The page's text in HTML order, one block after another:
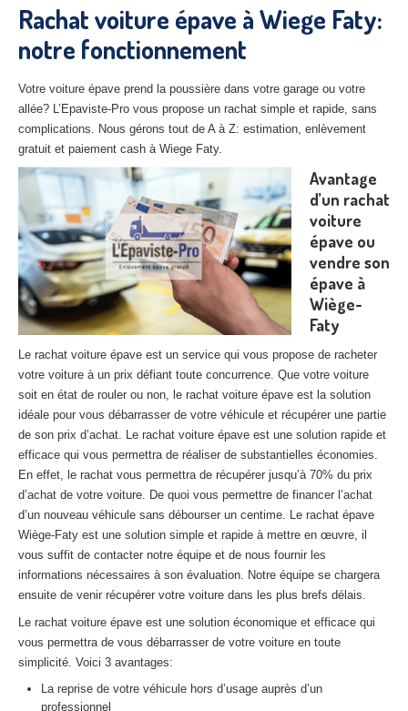
45 – Loiret
28– Eure-et-Loir
27 – Eure
10– Aube
– Aisne
les secteurs
CENTREVHU AGRÉE
Centreagréé VHU Paris 75 : casse auto avec destruction
Centreagréé VHU 77 : casse auto avec destruction
Centreagréé VHU 78 : casse auto avec destruction
Centre agréé VHU 91 : casse auto avec destruction
Centreagréé VHU 92 : casse auto avec destruction
Centreagréé VHU 93 : casse auto avec destruction
Centreagréé VHU 94 : casse auto avec destruction
Centreagréé VHU 95 : casse auto avec destruction
DOCUMENTSÀ JOINDRE
CONTACT
01 83 64 20 40
Rachat voiture épave à Wiege Faty:
notre fonctionnement
Votre voiture épave prend la poussière dans votre garage ou votre
allée? L’Epaviste-Pro vous propose un rachat simple et rapide, sans
complications. Nous gérons tout de A à Z: estimation, enlèvement
gratuit et paiement cash à Wiege Faty.
Avantage
d’un rachat
voiture
épave ou
vendre son
épave à
Wiège-
Faty
Le rachat voiture épave est un service qui vous propose de racheter
votre voiture à un prix défiant toute concurrence. Que votre voiture
soit en état de rouler ou non, le rachat voiture épave est la solution
idéale pour vous débarrasser de votre véhicule et récupérer une partie
de son prix d’achat. Le rachat voiture épave est une solution rapide et
efficace qui vous permettra de réaliser de substantielles économies.
En effet, le rachat vous permettra de récupérer jusqu’à 70% du prix
d’achat de votre voiture. De quoi vous permettre de financer l’achat
d’un nouveau véhicule sans débourser un centime. Le rachat épave
Wiège-Faty est une solution simple et rapide à mettre en œuvre, il
vous suffit de contacter notre équipe et de nous fournir les
informations nécessaires à son évaluation. Notre équipe se chargera
ensuite de venir récupérer votre voiture dans les plus brefs délais.
Le rachat voiture épave est une solution économique et efficace qui
vous permettra de vous débarrasser de votre voiture en toute
simplicité. Voici 3 avantages:
La reprise de votre véhicule hors d’usage auprès d’un
professionnel